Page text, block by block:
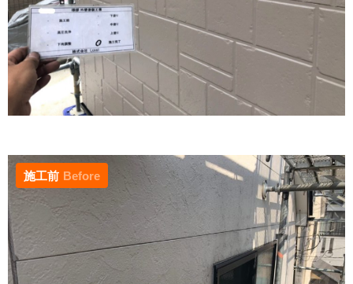
施工前 Before